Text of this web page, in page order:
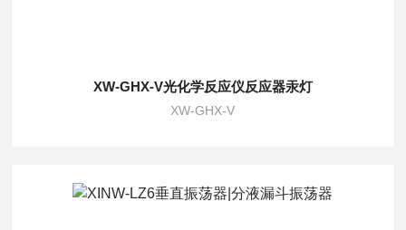
XW-GHX-V光化学反应仪反应器汞灯
XW-GHX-V